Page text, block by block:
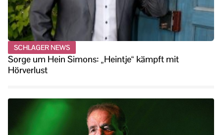
SCHLAGER NEWS
Sorge um Hein Simons: „Heintje“ kämpft mit
Hörverlust